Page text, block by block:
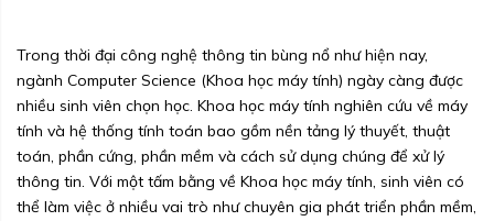
Trong thời đại công nghệ thông tin bùng nổ như hiện nay,
ngành Computer Science (Khoa học máy tính) ngày càng được
nhiều sinh viên chọn học. Khoa học máy tính nghiên cứu về máy
tính và hệ thống tính toán bao gồm nền tảng lý thuyết, thuật
toán, phần cứng, phần mềm và cách sử dụng chúng để xử lý
thông tin. Với một tấm bằng về Khoa học máy tính, sinh viên có
thể làm việc ở nhiều vai trò như chuyên gia phát triển phần mềm,